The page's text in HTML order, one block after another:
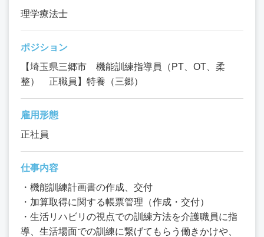
理学療法士
ポジション
【埼玉県三郷市 機能訓練指導員（PT、OT、柔
整） 正職員】特養（三郷）
雇用形態
正社員
仕事内容
・機能訓練計画書の作成、交付
・加算取得に関する帳票管理（作成・交付）
・生活リハビリの視点での訓練方法を介護職員に指
導、生活場面での訓練に繋げてもらう働きかけや、